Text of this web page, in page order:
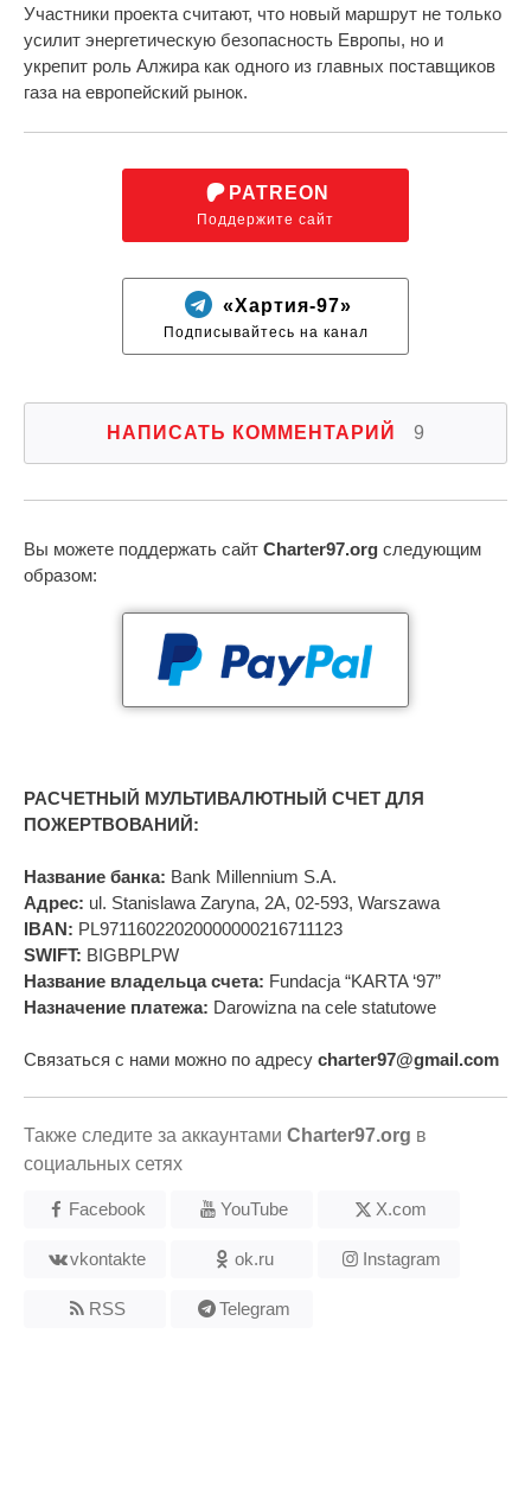
Участники проекта считают, что новый маршрут не только
усилит энергетическую безопасность Европы, но и
укрепит роль Алжира как одного из главных поставщиков
газа на европейский рынок.
PATREON
Поддержите сайт
«Хартия-97»
Подписывайтесь на канал
НАПИСАТЬ КОММЕНТАРИЙ 9
Вы можете поддержать сайт Charter97.org следующим
образом:
РАСЧЕТНЫЙ МУЛЬТИВАЛЮТНЫЙ СЧЕТ ДЛЯ
ПОЖЕРТВОВАНИЙ:
Название банка: Bank Millennium S.A.
Адрес: ul. Stanislawa Zaryna, 2A, 02-593, Warszawa
IBAN: PL97116022020000000216711123
SWIFT: BIGBPLPW
Название владельца счета: Fundacja “KARTA ‘97”
Назначение платежа: Darowizna na cele statutowe
Связаться с нами можно по адресу charter97@gmail.com
Также следите за аккаунтами Charter97.org в
социальных сетях
Facebook YouTube X.com
vkontakte ok.ru Instagram
RSS Telegram